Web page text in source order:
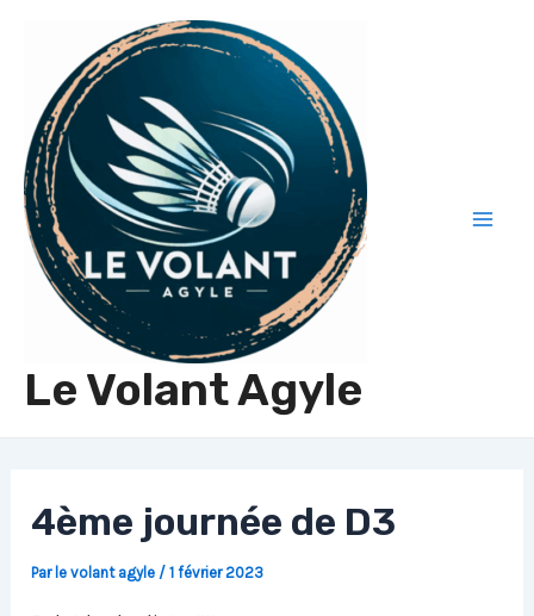
contenu
Le Volant Agyle
4ème journée de D3
Par le volant agyle /1 février 2023